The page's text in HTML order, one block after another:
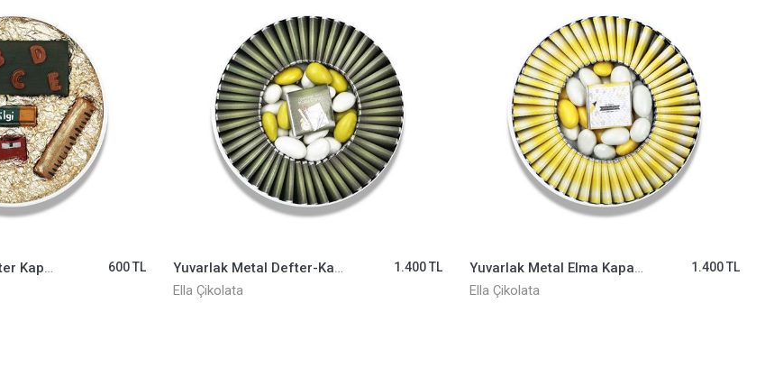
Yuvarlak Metal Defter Kapaklı Öğretmenler Günü ELLA0001080
600 TL
Yuvarlak Metal Defter-Kapaklı Öğretmenler Günü ELLA0001084
Ella Çikolata
1.400 TL
Yuvarlak Metal Elma Kapaklı Öğretmenler Günü ELLA0001085
Ella Çikolata
1.400 TL